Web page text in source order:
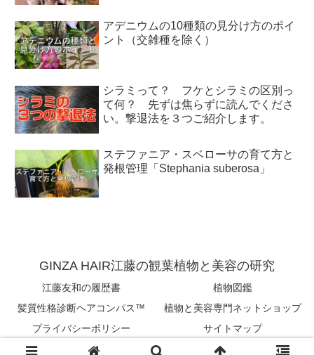
アデニウムの10種類の見分け方のポイ
ント（交雑種を除く）
シラミって？ フケとシラミの区別っ
て何？ 先ずは焦らずに読んでくださ
い。撃退法を３つご紹介します。
ステファニア・スベローサの育て方と
発根管理「Stephania suberosa」
GINZA HAIR江藤の観葉植物と美容の研究
江藤友和の履歴書
植物図鑑
髪質性格診断ヘアコンパス™︎
植物と美容専門ネットショップ
プライバシーポリシー
サイトマップ